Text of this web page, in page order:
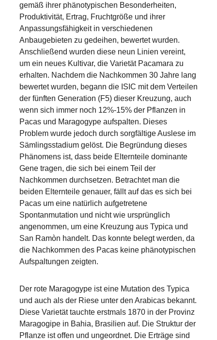
gemäß ihrer phänotypischen Besonderheiten,
Produktivität, Ertrag, Fruchtgröße und ihrer
Anpassungsfähigkeit in verschiedenen
Anbaugebieten zu gedeihen, bewertet wurden.
Anschließend wurden diese neun Linien vereint,
um ein neues Kultivar, die Varietät Pacamara zu
erhalten. Nachdem die Nachkommen 30 Jahre lang
bewertet wurden, begann die ISIC mit dem Verteilen
der fünften Generation (F5) dieser Kreuzung, auch
wenn sich immer noch 12%-15% der Pflanzen in
Pacas und Maragogype aufspalten. Dieses
Problem wurde jedoch durch sorgfältige Auslese im
Sämlingsstadium gelöst. Die Begründung dieses
Phänomens ist, dass beide Elternteile dominante
Gene tragen, die sich bei einem Teil der
Nachkommen durchsetzen. Betrachtet man die
beiden Elternteile genauer, fällt auf das es sich bei
Pacas um eine natürlich aufgetretene
Spontanmutation und nicht wie ursprünglich
angenommen, um eine Kreuzung aus Typica und
San Ramòn handelt. Das konnte belegt werden, da
die Nachkommen des Pacas keine phänotypischen
Aufspaltungen zeigten.
Der rote Maragogype ist eine Mutation des Typica
und auch als der Riese unter den Arabicas bekannt.
Diese Varietät tauchte erstmals 1870 in der Provinz
Maragogipe in Bahia, Brasilien auf. Die Struktur der
Pflanze ist offen und ungeordnet. Die Erträge sind